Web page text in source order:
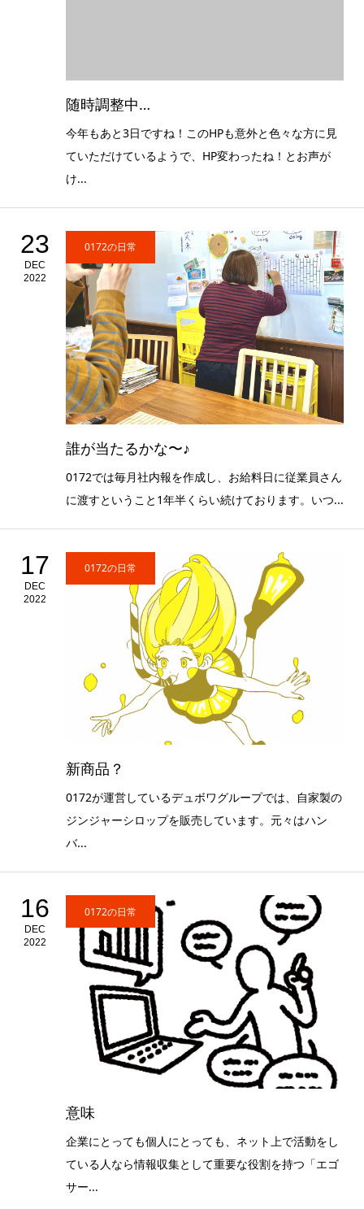
随時調整中…
今年もあと3日ですね！このHPも意外と色々な方に見
ていただけているようで、HP変わったね！とお声が
け...
23
DEC
2022
0172の日常
誰が当たるかな〜♪
0172では毎月社内報を作成し、お給料日に従業員さん
に渡すということ1年半くらい続けております。いつ...
17
DEC
2022
0172の日常
新商品？
0172が運営しているデュボワグループでは、自家製の
ジンジャーシロップを販売しています。元々はハン
バ...
16
DEC
2022
0172の日常
意味
企業にとっても個人にとっても、ネット上で活動をし
ている人なら情報収集として重要な役割を持つ「エゴ
サー...